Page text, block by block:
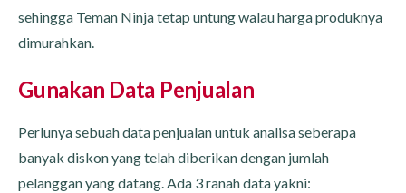
sehingga Teman Ninja tetap untung walau harga produknya
dimurahkan.
Gunakan Data Penjualan
Perlunya sebuah data penjualan untuk analisa seberapa
banyak diskon yang telah diberikan dengan jumlah
pelanggan yang datang. Ada 3 ranah data yakni: